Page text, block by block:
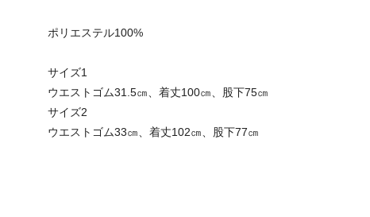
ポリエステル100%
サイズ1
ウエストゴム31.5㎝、着丈100㎝、股下75㎝
サイズ2
ウエストゴム33㎝、着丈102㎝、股下77㎝